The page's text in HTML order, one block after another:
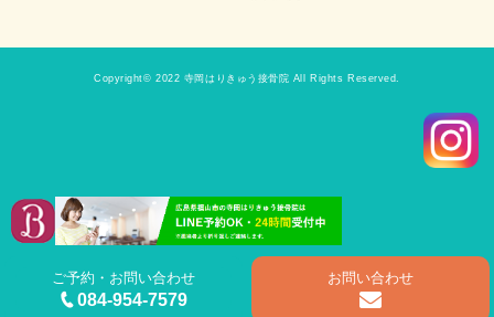
ご予約・お問い合わせ
084-954-7579
お問い合わせ
Copyright© 2022 寺岡はりきゅう接骨院 All Rights Reserved.